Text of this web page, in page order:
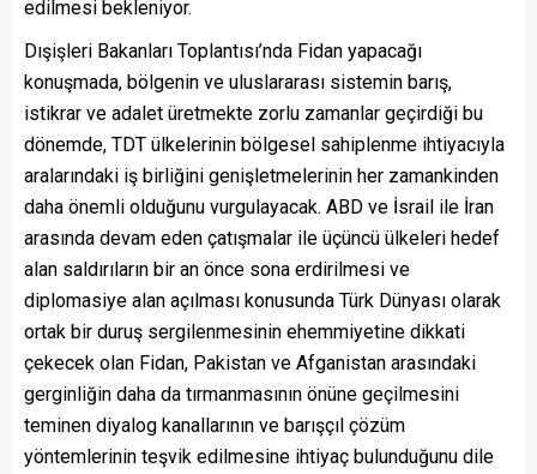
edilmesi bekleniyor.
Dışişleri Bakanları Toplantısı’nda Fidan yapacağı
konuşmada, bölgenin ve uluslararası sistemin barış,
istikrar ve adalet üretmekte zorlu zamanlar geçirdiği bu
dönemde, TDT ülkelerinin bölgesel sahiplenme ihtiyacıyla
aralarındaki iş birliğini genişletmelerinin her zamankinden
daha önemli olduğunu vurgulayacak. ABD ve İsrail ile İran
arasında devam eden çatışmalar ile üçüncü ülkeleri hedef
alan saldırıların bir an önce sona erdirilmesi ve
diplomasiye alan açılması konusunda Türk Dünyası olarak
ortak bir duruş sergilenmesinin ehemmiyetine dikkati
çekecek olan Fidan, Pakistan ve Afganistan arasındaki
gerginliğin daha da tırmanmasının önüne geçilmesini
teminen diyalog kanallarının ve barışçıl çözüm
yöntemlerinin teşvik edilmesine ihtiyaç bulunduğunu dile